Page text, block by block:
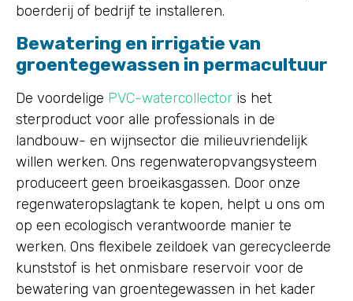
boerderij of bedrijf te installeren.
Bewatering en irrigatie van
groentegewassen in permacultuur
De voordelige PVC-watercollector is het
sterproduct voor alle professionals in de
landbouw- en wijnsector die milieuvriendelijk
willen werken. Ons regenwateropvangsysteem
produceert geen broeikasgassen. Door onze
regenwateropslagtank te kopen, helpt u ons om
op een ecologisch verantwoorde manier te
werken. Ons flexibele zeildoek van gerecycleerde
kunststof is het onmisbare reservoir voor de
bewatering van groentegewassen in het kader